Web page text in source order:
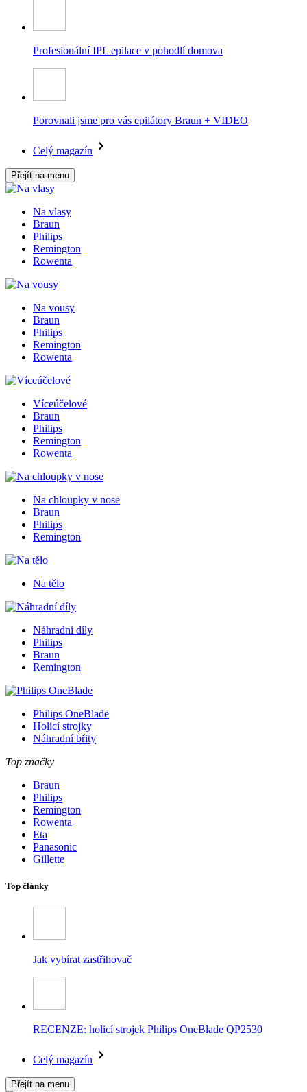
Profesionální IPL epilace v pohodlí domova
Porovnali jsme pro vás epilátory Braun + VIDEO
Celý magazín
Přejít na menu
Na vlasy
Braun
Philips
Remington
Rowenta
Na vousy
Braun
Philips
Remington
Rowenta
Víceúčelové
Braun
Philips
Remington
Rowenta
Na chloupky v nose
Braun
Philips
Remington
Na tělo
Náhradní díly
Philips
Braun
Remington
Philips OneBlade
Holicí strojky
Náhradní břity
Top značky
Braun
Philips
Remington
Rowenta
Eta
Panasonic
Gillette
Top články
Jak vybírat zastřihovač
RECENZE: holicí strojek Philips OneBlade QP2530
Celý magazín
Přejít na menu